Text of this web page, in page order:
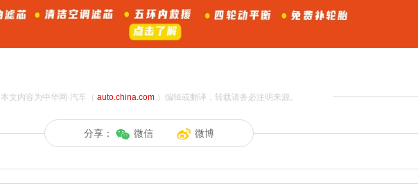
本文内容为中华网·汽车（ auto.china.com）编辑或翻译，转载请务必注明来源。
分享： 微信 微博